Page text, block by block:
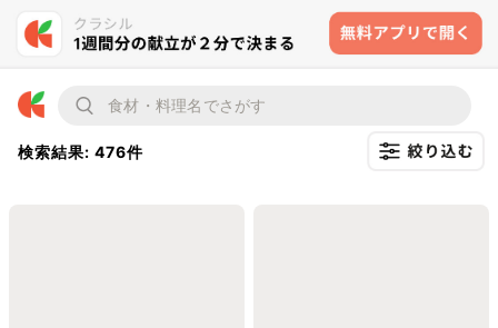
検索結果: 476件